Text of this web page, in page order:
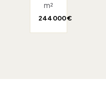
m²
244 000 €